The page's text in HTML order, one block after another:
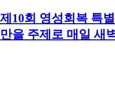
제10회 영성회복 특
만을 주제로 매일 새